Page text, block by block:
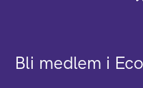
Bli medlem i